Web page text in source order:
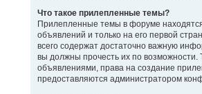
Что такое прилепленные темы?
Прилепленные темы в форуме
объявлений и только на его первой
всего содержат достаточно важную
вы должны прочесть их по возможности.
объявлениями, права на создание
предоставляются администратором